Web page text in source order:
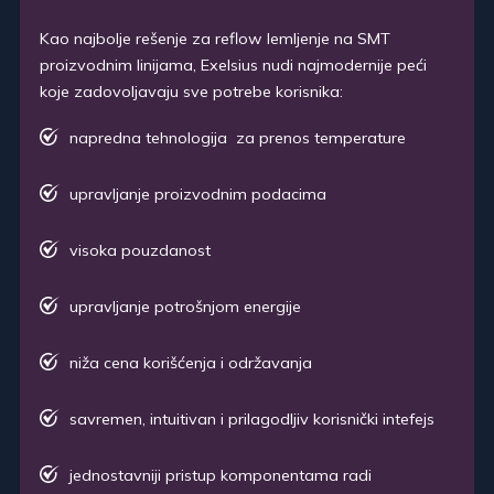
Kao najbolje rešenje za reflow lemljenje na SMT
proizvodnim linijama, Exelsius nudi najmodernije peći
koje zadovoljavaju sve potrebe korisnika:
napredna tehnologija za prenos temperature
upravljanje proizvodnim podacima
visoka pouzdanost
upravljanje potrošnjom energije
niža cena korišćenja i održavanja
savremen, intuitivan i prilagodljiv korisnički intefejs
jednostavniji pristup komponentama radi